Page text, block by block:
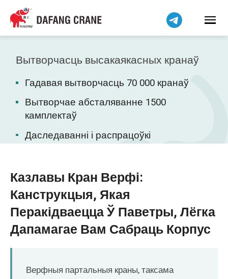
Вытворчасць высакаякасных кранаў
Гадавая вытворчасць 70 000 кранаў
Вытворчае абсталяванне 1500
камплектаў
Даследаванні і распрацоўкі
Казлавы Кран Верфі:
Канструкцыя, Якая
Перакідваецца Ў Паветры, Лёгка
Дапамагае Вам Сабраць Корпус
Верфныя партальныя краны, таксама
हिन्दी
Bahasa Indonesia
Bahasa Melayu
Tiếng Việt
বাংলা
فارسی
Pilipino
اردو
Kiswahili
Dansk
Norsk
O‘zbekcha